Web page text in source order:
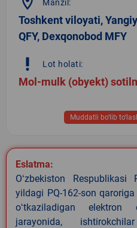
Manzil:
Toshkent viloyati,
QFY, Dexqonobod MFY
priority_high Lot holati:
Mol-mulk (obyekt)
Muddatli bo‘lib
Eslatma:
Oʻzbekiston Respublikasi
yildagi PQ-162-son
oʻtkaziladigan elektron
jarayonida,